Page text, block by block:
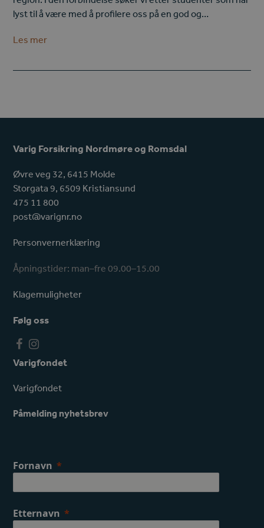
lyst til å være med å profilere oss på en god og…
Les mer
Varig Forsikring Nordmøre og Romsdal
Øvre veg 32, 6415 Molde
Storgata 9, 6509 Kristiansund
475 11 800
post@varignr.no
Personvernerklæring
Åpningstider: man–fre 09.00–15.00
Klagemuligheter
Følg oss
F
a
e
o
o
I
n
t
a
g
r
Varigfondet
Varigfondet
Påmelding nyhetsbrev
Fornavn
Etternavn